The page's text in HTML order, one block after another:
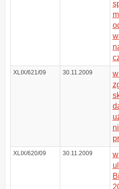
XLIX/621/09 30.11.2009
XLIX/620/09 30.11.2009